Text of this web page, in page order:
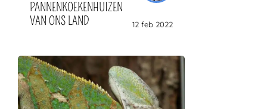
PANNENKOEKENHUIZEN
VAN ONS LAND
12 feb 2022